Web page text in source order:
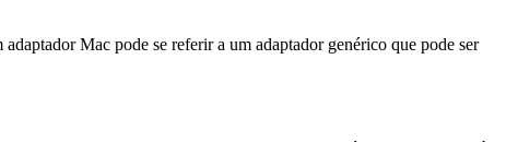
Mac pode se referir a um adaptador genérico que pode ser